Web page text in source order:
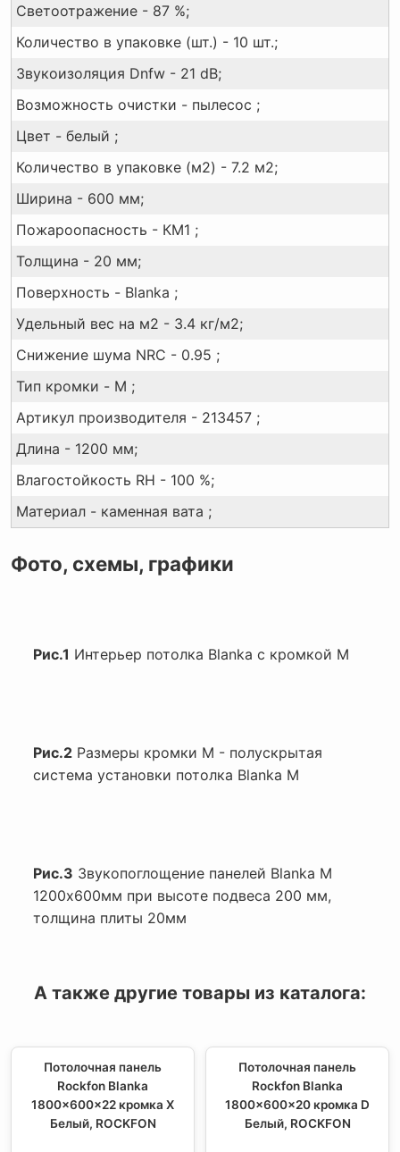
Светоотражение - 87 %;
Количество в упаковке (шт.) - 10 шт.;
Звукоизоляция Dnfw - 21 dB;
Возможность очистки - пылесос ;
Цвет - белый ;
Количество в упаковке (м2) - 7.2 м2;
Ширина - 600 мм;
Пожароопасность - КМ1 ;
Толщина - 20 мм;
Поверхность - Blanka ;
Удельный вес на м2 - 3.4 кг/м2;
Снижение шума NRC - 0.95 ;
Тип кромки - M ;
Артикул производителя - 213457 ;
Длина - 1200 мм;
Влагостойкость RH - 100 %;
Материал - каменная вата ;
Фото, схемы, графики
Рис.1 Интерьер потолка Blanka с кромкой M
Рис.2 Размеры кромки М - полускрытая
система установки потолка Blanka M
Рис.3 Звукопоглощение панелей Blanka M
1200х600мм при высоте подвеса 200 мм,
толщина плиты 20мм
А также другие товары из каталога:
Потолочная панель
Rockfon Blanka
1800x600x22 кромка X
Белый, ROCKFON
Потолочная панель
Rockfon Blanka
1800x600x20 кромка D
Белый, ROCKFON